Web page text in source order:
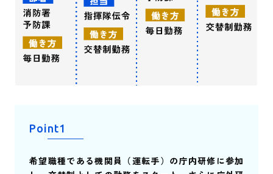
Point1
希望職種である機関員（運転手）の庁内研修に参加